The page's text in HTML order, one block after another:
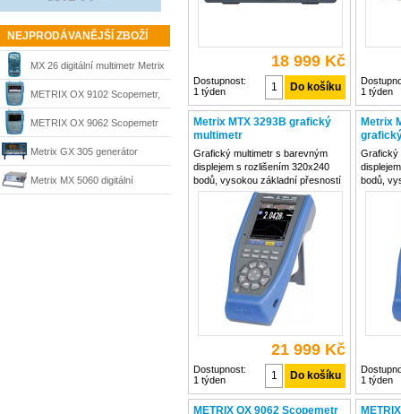
NEJPRODÁVANĚJŠÍ ZBOŽÍ
MX 26 digitální multimetr Metrix
METRIX OX 9102 Scopemetr,
digitální osciloskop
METRIX OX 9062 Scopemetr
digitální osciloskop Scopix
Metrix GX 305 generátor
Metrix MX 5060 digitální
18 999 Kč
Dostupnost:
1 týden
1 týden
Metrix MTX 3293B grafický
multimetr
Grafický multimetr s barevným
displejem s rozlišením 320x240
bodů, vysokou základní přesností
0,02 % a šířkou pásma 200 kHz.
Atypický design bez otočného
přepínače pro intuitivní ovládání a
s vysokým krytím IP67. Unikátní
ovládání bez
21 999 Kč
Dostupnost:
1 týden
Metrix
Grafický
bodů,
0,02 %
1 týden
METRIX OX 9062 Scopemetr